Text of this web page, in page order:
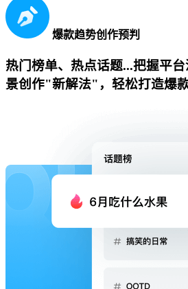
爆款趋势创作预判
热门榜单、热点话题...把握平
景创作"新解法"，轻松打造爆款